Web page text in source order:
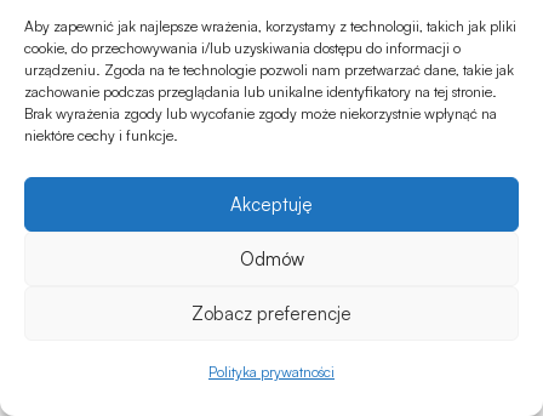
Aby zapewnić jak najlepsze wrażenia, korzystamy z technologii, takich jak pliki
cookie, do przechowywania i/lub uzyskiwania dostępu do informacji o
urządzeniu. Zgoda na te technologie pozwoli nam przetwarzać dane, takie jak
zachowanie podczas przeglądania lub unikalne identyfikatory na tej stronie.
Brak wyrażenia zgody lub wycofanie zgody może niekorzystnie wpłynąć na
niektóre cechy i funkcje.
Akceptuję
Odmów
Zobacz preferencje
Polityka prywatności
Zapomnij o halogenach
skierowanych na stół –
zamieniają kolację w
szklanych osłonach dają
ciepłą atmosferę, ale